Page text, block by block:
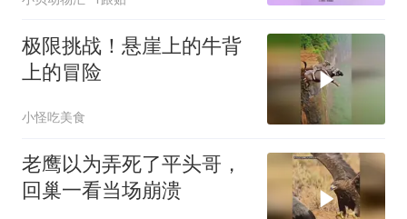
极限挑战！悬崖上的牛背
上的冒险
小怪吃美食
老鹰以为弄死了平头哥，
回巢一看当场崩溃